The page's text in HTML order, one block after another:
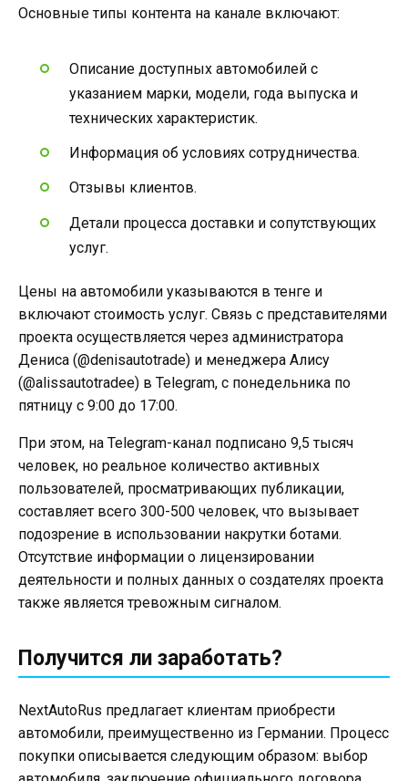
Основные типы контента на канале включают:
Описание доступных автомобилей с
указанием марки, модели, года выпуска и
технических характеристик.
Информация об условиях сотрудничества.
Отзывы клиентов.
Детали процесса доставки и сопутствующих
услуг.
Цены на автомобили указываются в тенге и
включают стоимость услуг. Связь с представителями
проекта осуществляется через администратора
Дениса (@denisautotrade) и менеджера Алису
(@alissautotradee) в Telegram, с понедельника по
пятницу с 9:00 до 17:00.
При этом, на Telegram-канал подписано 9,5 тысяч
человек, но реальное количество активных
пользователей, просматривающих публикации,
составляет всего 300-500 человек, что вызывает
подозрение в использовании накрутки ботами.
Отсутствие информации о лицензировании
деятельности и полных данных о создателях проекта
также является тревожным сигналом.
Получится ли заработать?
NextAutoRus предлагает клиентам приобрести
автомобили, преимущественно из Германии. Процесс
покупки описывается следующим образом: выбор